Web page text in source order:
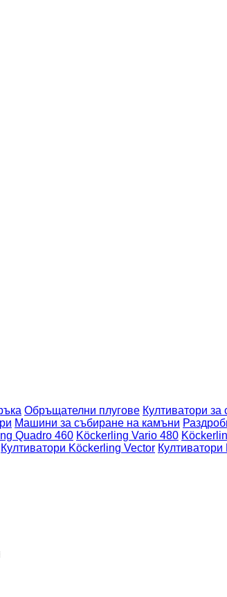
Обръщателни плугове Култиватори за
Машини за събиране на камъни
Quadro 460 Köckerling Vario 480
Култиватори Köckerling Vector